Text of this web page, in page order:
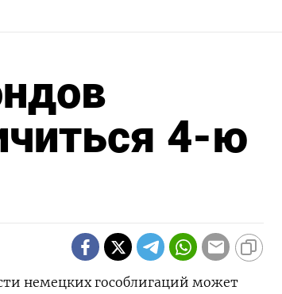
4-ю
немецких гособлигаций может